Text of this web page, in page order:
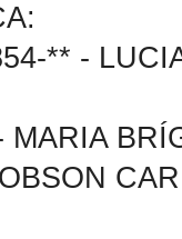
** -